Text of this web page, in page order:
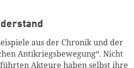
aus der Chronik und der
Antikriegsbewegung“. Nicht
Akteure haben selbst ihre